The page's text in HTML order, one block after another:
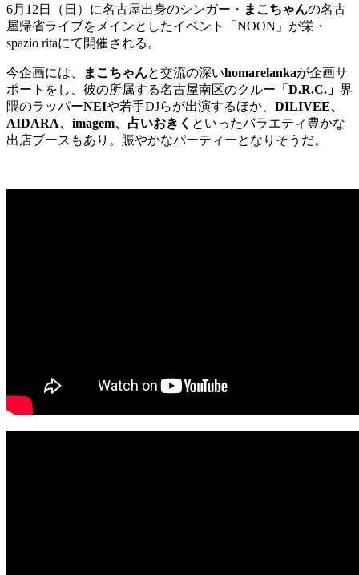
6月12日（日）に名古屋出身のシンガー・ まこちゃんの名古
屋帰省ライブをメインとしたイベント「NOON」が栄・
spazio ritaにて開催される。
今企画には、 まこちゃんと交流の深いhomarelankaが企画サ
ポートをし、彼の所属する名古屋南区のクルー 「D.R.C.」 界
隈のラッパーNEIや若手DJらが出演するほか、 DILIVEE、
AIDARA、imagem、占いおきく といったバラエティ豊かな
出店ブースもあり。賑やかなパーティーとなりそうだ。